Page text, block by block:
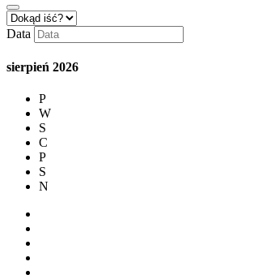
Data
sierpień 2026
P
W
S
C
P
S
N